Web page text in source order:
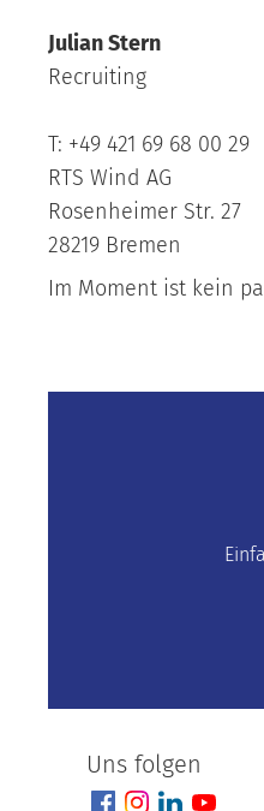
Julian Stern
Recruiting
T: +49 421 69 68 00 29
RTS Wind AG
Rosenheimer Str. 27
28219 Bremen
Im Moment ist kein
Uns folgen